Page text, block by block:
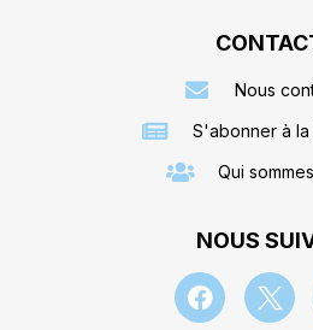
Nous
S'abonner à
Qui
NOUS